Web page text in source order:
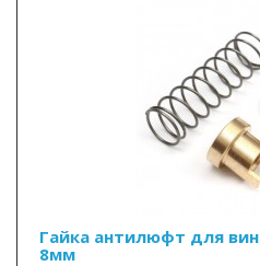
Гайка антилюфт для
8мм